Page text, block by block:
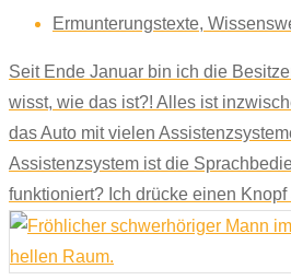
Ermunterungstexte,
Seit Ende Januar bin ich die
wisst, wie das ist?! Alles ist
das Auto mit vielen
Assistenzsystem ist die
funktioniert? Ich drücke einen Knopf